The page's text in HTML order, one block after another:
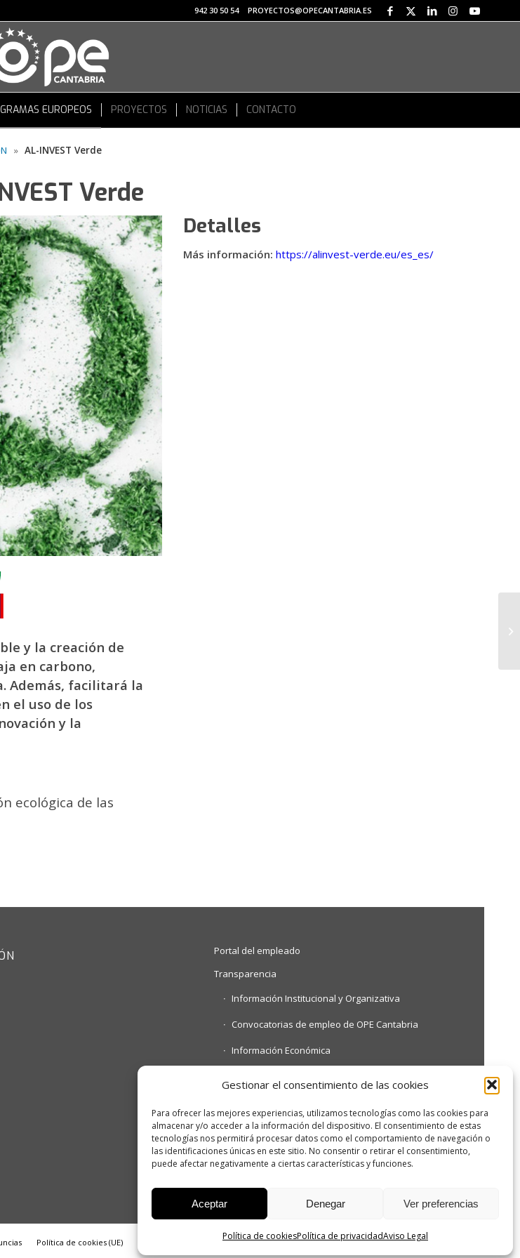
Gestionar el consentimiento de las cookies
Para ofrecer las mejores experiencias, utilizamos tecnologías como las cookies para
almacenar y/o acceder a la información del dispositivo. El consentimiento de estas
tecnologías nos permitirá procesar datos como el comportamiento de navegación o
las identificaciones únicas en este sitio. No consentir o retirar el consentimiento,
puede afectar negativamente a ciertas características y funciones.
Aceptar Denegar Ver preferencias
Política de cookiesPolítica de privacidadAviso Legal
942 30 50 54 PROYECTOS@OPECANTABRIA.ES
EUROPEOS PROYECTOS NOTICIAS CONTACTO
» AL-INVEST Verde
Verde
y la creación de
en carbono,
Además, facilitará la
el uso de los
y la
ecológica de las
Detalles
Más información: https://alinvest-verde.eu/es_es/
Portal del empleado
Transparencia
Información Institucional y Organizativa
Convocatorias de empleo de OPE Cantabria
Información Económica
Política de cookies (UE) Política de accesibilidad